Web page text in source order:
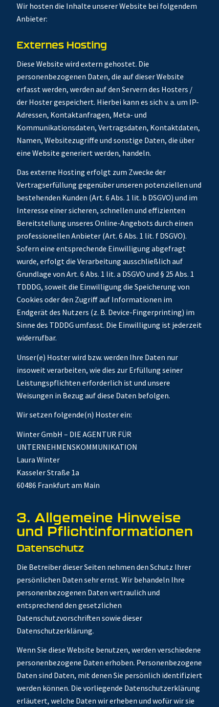
Wir hosten die Inhalte unserer Website bei folgendem
Anbieter:
Externes Hosting
Diese Website wird extern gehostet. Die
personenbezogenen Daten, die auf dieser Website
erfasst werden, werden auf den Servern des Hosters /
der Hoster gespeichert. Hierbei kann es sich v. a. um IP-
Adressen, Kontaktanfragen, Meta- und
Kommunikationsdaten, Vertragsdaten, Kontaktdaten,
Namen, Websitezugriffe und sonstige Daten, die über
eine Website generiert werden, handeln.
Das externe Hosting erfolgt zum Zwecke der
Vertragserfüllung gegenüber unseren potenziellen und
bestehenden Kunden (Art. 6 Abs. 1 lit. b DSGVO) und im
Interesse einer sicheren, schnellen und effizienten
Bereitstellung unseres Online-Angebots durch einen
professionellen Anbieter (Art. 6 Abs. 1 lit. f DSGVO).
Sofern eine entsprechende Einwilligung abgefragt
wurde, erfolgt die Verarbeitung ausschließlich auf
Grundlage von Art. 6 Abs. 1 lit. a DSGVO und § 25 Abs. 1
TDDDG, soweit die Einwilligung die Speicherung von
Cookies oder den Zugriff auf Informationen im
Endgerät des Nutzers (z. B. Device-Fingerprinting) im
Sinne des TDDDG umfasst. Die Einwilligung ist jederzeit
widerrufbar.
Unser(e) Hoster wird bzw. werden Ihre Daten nur
insoweit verarbeiten, wie dies zur Erfüllung seiner
Leistungspflichten erforderlich ist und unsere
Weisungen in Bezug auf diese Daten befolgen.
Wir setzen folgende(n) Hoster ein:
Winter GmbH – DIE AGENTUR FÜR
UNTERNEHMENSKOMMUNIKATION
Laura Winter
Kasseler Straße 1a
60486 Frankfurt am Main
3. Allgemeine Hinweise
und Pflicht­informationen
Datenschutz
Die Betreiber dieser Seiten nehmen den Schutz Ihrer
persönlichen Daten sehr ernst. Wir behandeln Ihre
personenbezogenen Daten vertraulich und
entsprechend den gesetzlichen
Datenschutzvorschriften sowie dieser
Datenschutzerklärung.
Wenn Sie diese Website benutzen, werden verschiedene
personenbezogene Daten erhoben. Personenbezogene
Daten sind Daten, mit denen Sie persönlich identifiziert
werden können. Die vorliegende Datenschutzerklärung
erläutert, welche Daten wir erheben und wofür wir sie